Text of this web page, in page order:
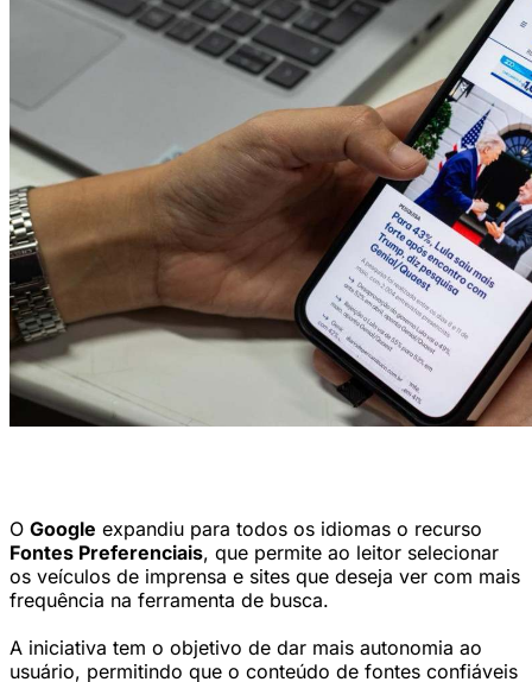
O Google expandiu para todos os idiomas o recurso
Fontes Preferenciais, que permite ao leitor selecionar
os veículos de imprensa e sites que deseja ver com mais
frequência na ferramenta de busca.
A iniciativa tem o objetivo de dar mais autonomia ao
usuário, permitindo que o conteúdo de fontes confiáveis